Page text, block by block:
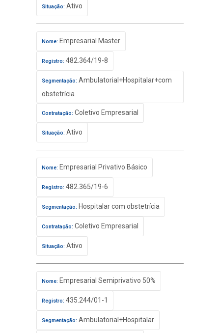
Situação: Ativo
Nome: Empresarial Master
Registro: 482.364/19-8
Segmentação: Ambulatorial+Hospitalar+com
obstetrícia
Contratação: Coletivo Empresarial
Situação: Ativo
Nome: Empresarial Privativo Básico
Registro: 482.365/19-6
Segmentação: Hospitalar com obstetrícia
Contratação: Coletivo Empresarial
Situação: Ativo
Nome: Empresarial Semiprivativo 50%
Registro: 435.244/01-1
Segmentação: Ambulatorial+Hospitalar